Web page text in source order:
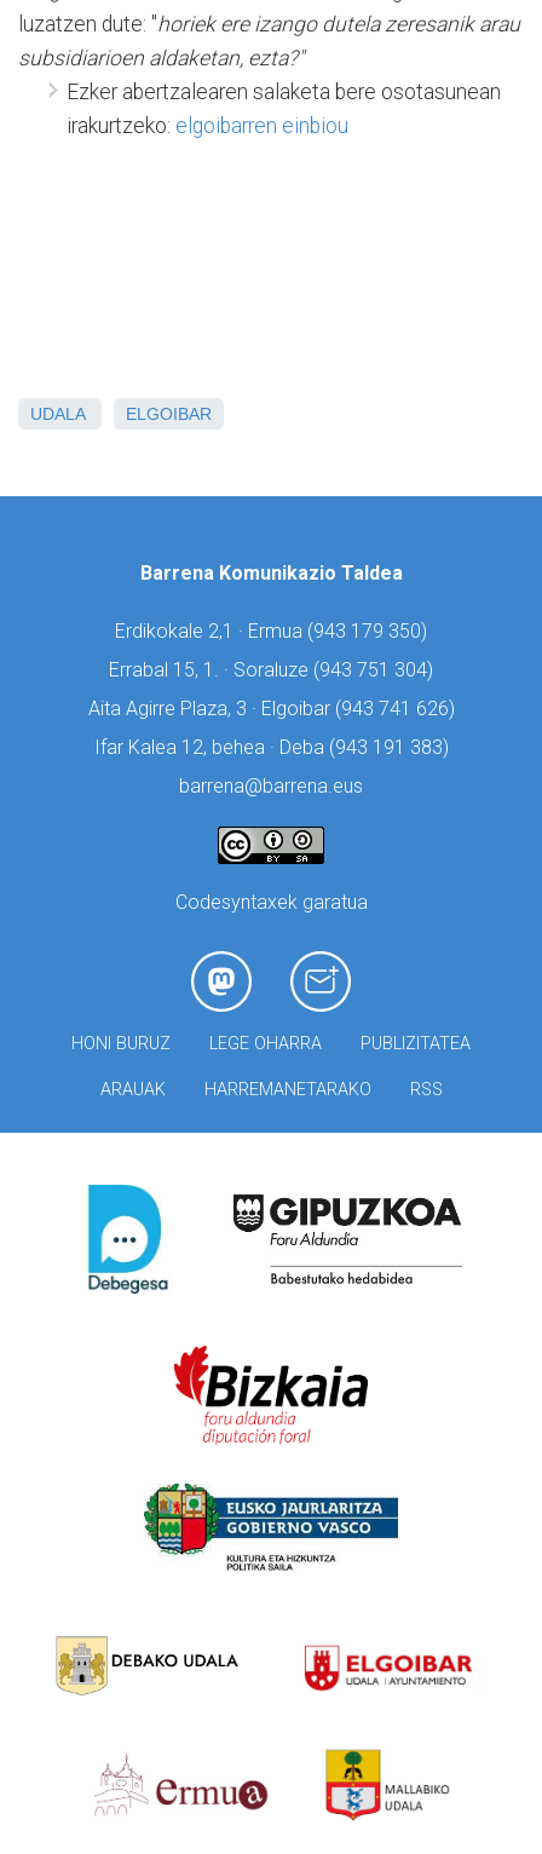
luzatzen dute: "horiek ere izango dutela zeresanik arau
subsidiarioen aldaketan, ezta?"
Ezker abertzalearen salaketa bere osotasunean
irakurtzeko: elgoibarren einbiou
UDALA ELGOIBAR
Barrena Komunikazio Taldea
Erdikokale 2,1 · Ermua (943 179 350)
Errabal 15, 1. · Soraluze (943 751 304)
Aita Agirre Plaza, 3 · Elgoibar (943 741 626)
Ifar Kalea 12, behea · Deba (943 191 383)
barrena@barrena.eus
Codesyntaxek garatua
HONI BURUZ LEGE OHARRA PUBLIZITATEA
ARAUAK HARREMANETARAKO RSS